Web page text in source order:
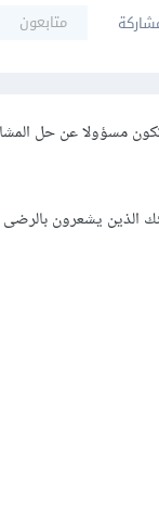
متابعون
مسؤولا عن حل
الذين يشعرون بالرضى